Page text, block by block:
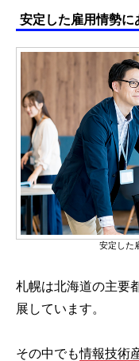
安定した雇用情勢に
安定した
札幌は北海道の主要
展しています。
その中でも情報技術